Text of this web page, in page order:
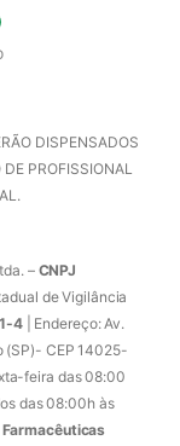
DISPENSADOS
PROFISSIONAL
– CNPJ
de Vigilância
4| Endereço: Av.
(SP)- CEP 14025-
feira das 08:00
das 08:00h às
Farmacêuticas